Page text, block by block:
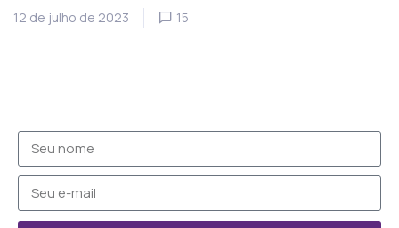
12 de julho de 2023 15